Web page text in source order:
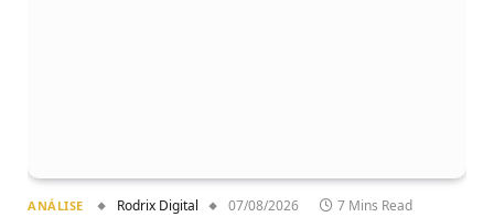
ANÁLISE Rodrix Digital 07/08/2026 7 Mins Read